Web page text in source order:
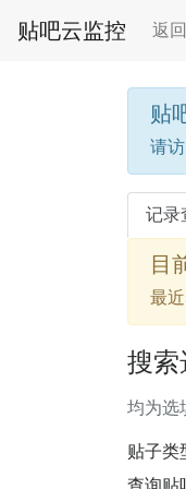
贴吧云监控 返
贴
请
记录
目
最
搜索
均为选
贴子类
查询贴